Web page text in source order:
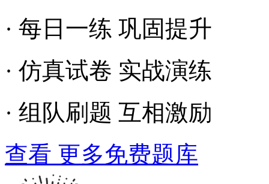
· 每日一练 巩固提升
· 仿真试卷 实战演练
· 组队刷题 互相激励
查看 更多免费题库